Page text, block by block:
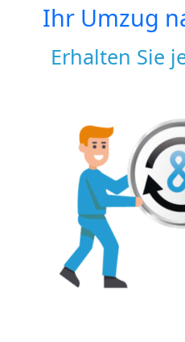
Ihr Umzug
Erhalten Sie